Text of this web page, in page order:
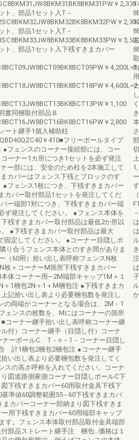
￥2,300
ト、部品1セット入T－
￥2,900
ト、部品1セット入T－
￥3,500
ト、部品1セット入下桟すきまカバー
￥
￥
￥1,100
書同梱取付部品Ｂ
￥2,800
ート継手1個入補助柱
￥410■フリーポールタイプ
●フェンスのコーナー接続部には、コー
ーナー1カ所につき1セットを必ず発注
ー部には、安全のため柱を2本施工して
カバーはフェンス下桟とブロックのす
●フェンス1枚につき、下桟すきまカバー
カバー取付部品1セットを発注してくだ
ー端部1対につき、下桟すきまカバー端
ず発注してください。 ●フェンス本体を
桟すきまカバー取付部品は最低2か所以
●下桟すきまカバー取付部品は最大
固定してください。 ●コーナー目隠しポ
り合うフェンス本体とのすき間がありま
（60用）拾い出し表呼称フェンスN枚
枚＋コーナーM箇所下桟すきまカバー
本体コーナー用―2M端部キャップ1M＋１
1梱包2N＋1＋M梱包注 ●下桟すきまカ
記拾い出し表より必要梱包数を発注し
の両端がコーナーとなる場合は、2M－1
ェンスの枚数を、Mにはコーナーの箇所
コーナー継手拾い出し表呼称コーナー継
付）コーナー継手（目隠し付）コーナ
ナーポールC T－○－1－コーナー目隠し
計1梱包2梱包2梱包注 ●コーナー継手
い出し表より必要梱包数を発注してく
スの高さ呼称を入れてください。コーナ
図道路側家側コーナー目隠しポールC下
下桟すきまカバー60用取付金具下桟下
準値60調整範囲55∼60下桟すきまカバ
まカバーコーナー部納まり図下桟すきま
用下桟すきまカバー60用端部キャップ
す。フェンス本体取付部品取付金具端部
付部品ストレート継手注 梱包…価格は１
1
1